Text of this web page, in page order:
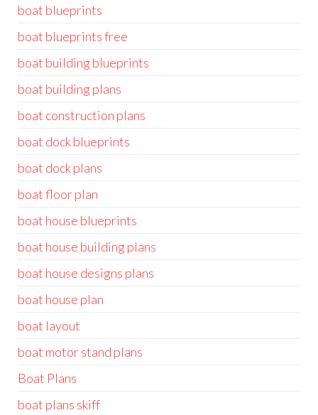
boat blueprints
boat blueprints free
boat building blueprints
boat building plans
boat construction plans
boat dock blueprints
boat dock plans
boat floor plan
boat house blueprints
boat house building plans
boat house designs plans
boat house plan
boat layout
boat motor stand plans
Boat Plans
boat plans skiff